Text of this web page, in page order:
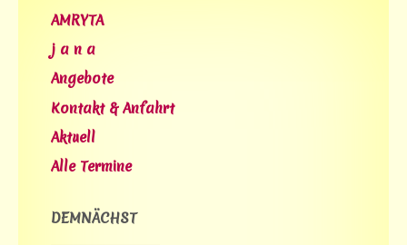
AMRYTA
j a n a
Angebote
Kontakt & Anfahrt
Aktuell
Alle Termine
DEMNÄCHST